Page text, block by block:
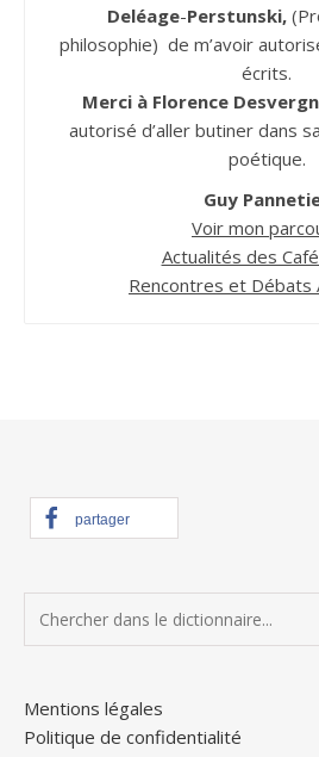
Deléage-Perstunski,
philosophie) de m’avoir
écrits.
Merci à Florence
autorisé d’aller butiner dans
poétique.
Guy
Voir mon
Actualités des
Rencontres et Débats
partager
Mentions légales
Politique de confidentialité